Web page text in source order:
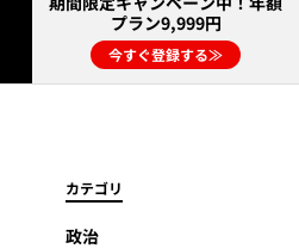
プラン9,999円
今すぐ登録する≫
カテゴリ
政治